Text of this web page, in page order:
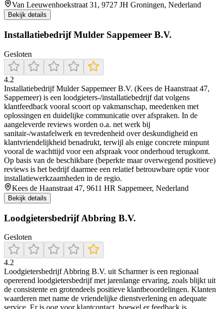
Van Leeuwenhoekstraat 31, 9727 JH Groningen, Nederland
Bekijk details
Installatiebedrijf Mulder Sappemeer B.V.
Gesloten
4.2
Installatiebedrijf Mulder Sappemeer B.V. (Kees de Haanstraat 47,
Sappemeer) is een loodgieters-/installatiebedrijf dat volgens
klantfeedback vooral scoort op vakmanschap, meedenken met
oplossingen en duidelijke communicatie over afspraken. In de
aangeleverde reviews worden o.a. net werk bij
sanitair-/wastafelwerk en tevredenheid over deskundigheid en
klantvriendelijkheid benadrukt, terwijl als enige concrete minpunt
vooral de wachttijd voor een afspraak voor onderhoud terugkomt.
Op basis van de beschikbare (beperkte maar overwegend positieve)
reviews is het bedrijf daarmee een relatief betrouwbare optie voor
installatiewerkzaamheden in de regio.
Kees de Haanstraat 47, 9611 HR Sappemeer, Nederland
Bekijk details
Loodgietersbedrijf Abbring B.V.
Gesloten
4.2
Loodgietersbedrijf Abbring B.V. uit Scharmer is een regionaal
opererend loodgietersbedrijf met jarenlange ervaring, zoals blijkt uit
de consistente en grotendeels positieve klantbeoordelingen. Klanten
waarderen met name de vriendelijke dienstverlening en adequate